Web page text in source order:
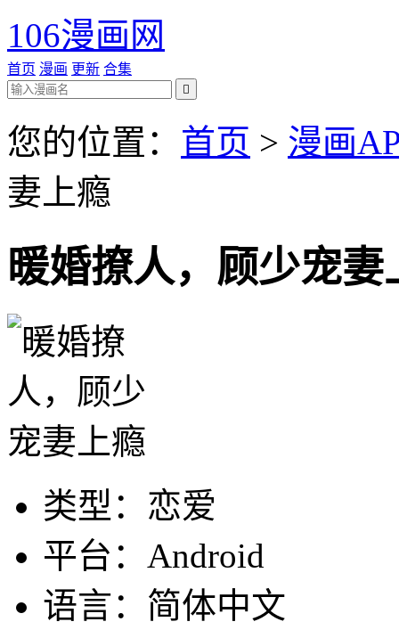
106漫画网
首页 漫画 更新 合集

您的位置： 首页 > 漫画
妻上瘾
暖婚撩人，顾少宠妻
类型：恋爱
平台：Android
语言：简体中文